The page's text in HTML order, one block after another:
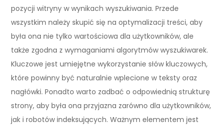
pozycji witryny w wynikach wyszukiwania. Przede
wszystkim należy skupić się na optymalizacji treści, aby
była ona nie tylko wartościowa dla użytkowników, ale
także zgodna z wymaganiami algorytmów wyszukiwarek.
Kluczowe jest umiejętne wykorzystanie słów kluczowych,
które powinny być naturalnie wplecione w teksty oraz
nagłówki. Ponadto warto zadbać o odpowiednią strukturę
strony, aby była ona przyjazna zarówno dla użytkowników,
jak i robotów indeksujących. Ważnym elementem jest